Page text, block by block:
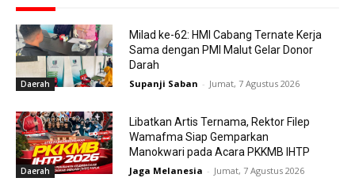
Daerah
Milad ke-62: HMI Cabang Ternate Kerja
Sama dengan PMI Malut Gelar Donor
Darah
Supanji Saban - Jumat, 7 Agustus 2026
Daerah
Libatkan Artis Ternama, Rektor Filep
Wamafma Siap Gemparkan
Manokwari pada Acara PKKMB IHTP
Jaga Melanesia - Jumat, 7 Agustus 2026